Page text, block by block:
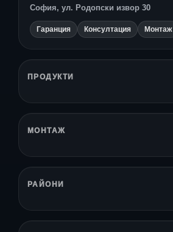
София, ул. Родопски извор 30
Гаранция Консултация Монтаж
ПРОДУКТИ
МОНТАЖ
РАЙОНИ